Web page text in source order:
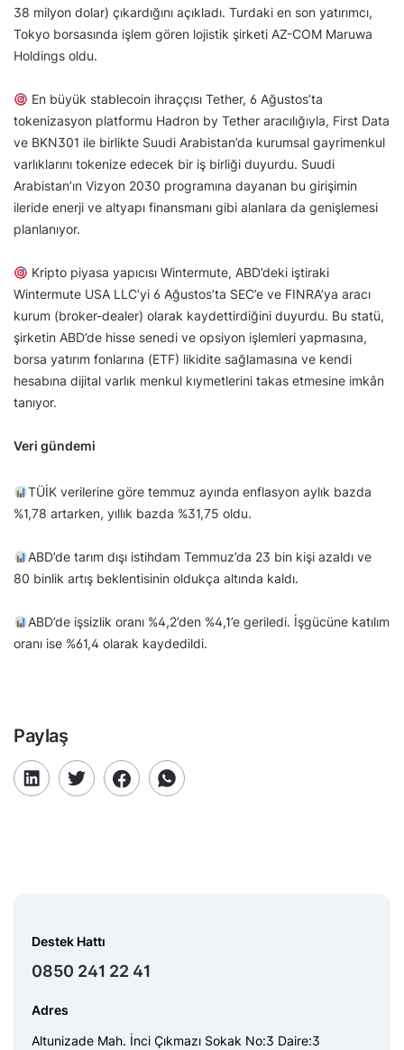
38 milyon dolar) çıkardığını açıkladı. Turdaki en son yatırımcı,
Tokyo borsasında işlem gören lojistik şirketi AZ-COM Maruwa
Holdings oldu.
En büyük stablecoin ihraççısı Tether, 6 Ağustos’ta
tokenizasyon platformu Hadron by Tether aracılığıyla, First Data
ve BKN301 ile birlikte Suudi Arabistan’da kurumsal gayrimenkul
varlıklarını tokenize edecek bir iş birliği duyurdu. Suudi
Arabistan’ın Vizyon 2030 programına dayanan bu girişimin
ileride enerji ve altyapı finansmanı gibi alanlara da genişlemesi
planlanıyor.
Kripto piyasa yapıcısı Wintermute, ABD’deki iştiraki
Wintermute USA LLC’yi 6 Ağustos’ta SEC’e ve FINRA’ya aracı
kurum (broker-dealer) olarak kaydettirdiğini duyurdu. Bu statü,
şirketin ABD’de hisse senedi ve opsiyon işlemleri yapmasına,
borsa yatırım fonlarına (ETF) likidite sağlamasına ve kendi
hesabına dijital varlık menkul kıymetlerini takas etmesine imkân
tanıyor.
Veri gündemi
TÜİK verilerine göre temmuz ayında enflasyon aylık bazda
%1,78 artarken, yıllık bazda %31,75 oldu.
ABD’de tarım dışı istihdam Temmuz’da 23 bin kişi azaldı ve
80 binlik artış beklentisinin oldukça altında kaldı.
ABD’de işsizlik oranı %4,2’den %4,1’e geriledi. İşgücüne katılım
oranı ise %61,4 olarak kaydedildi.
Paylaş
Destek Hattı
0850 241 22 41
Adres
Altunizade Mah. İnci Çıkmazı Sokak No:3 Daire:3